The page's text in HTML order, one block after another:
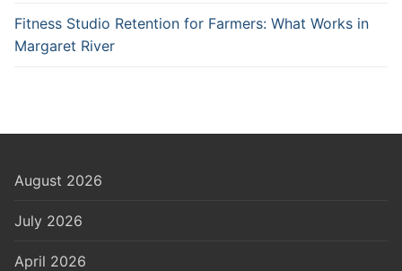
Fitness Studio Retention for Farmers: What Works in
Margaret River
August 2026
July 2026
April 2026